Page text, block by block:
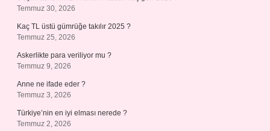
Temmuz 30, 2026
Kaç TL üstü gümrüğe takılır 2025 ?
Temmuz 25, 2026
Askerlikte para veriliyor mu ?
Temmuz 9, 2026
Anne ne ifade eder ?
Temmuz 3, 2026
Türkiye’nin en iyi elması nerede ?
Temmuz 2, 2026